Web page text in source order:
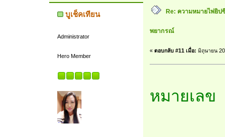
บูเช็คเทียน
Administrator
Hero Member
Re: ความหมายไพ่ยิป
พยากรณ์
« ตอบกลับ #11 เมื่อ: มิถุนายน
หมายเลข